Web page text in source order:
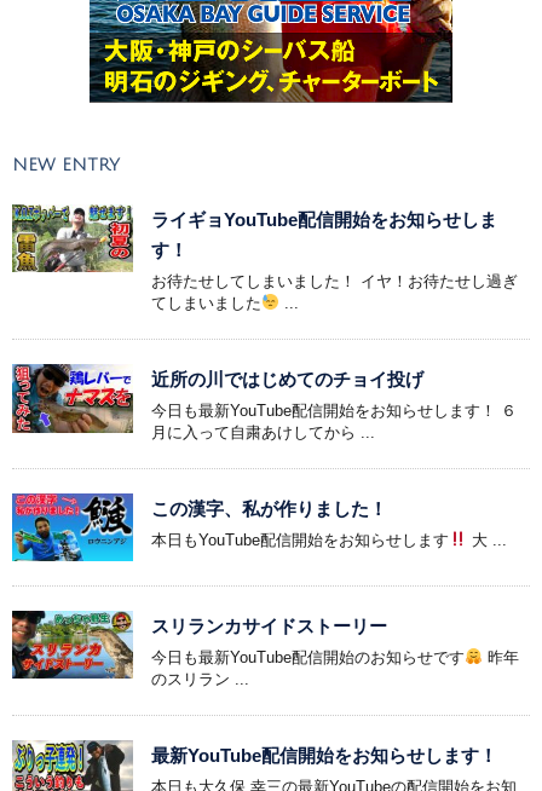
NEW ENTRY
ライギョYouTube配信開始をお知らせしま
す！
お待たせしてしまいました！ イヤ！お待たせし過ぎ
てしまいました
近所の川ではじめてのチョイ投げ
今日も最新YouTube配信開始をお知らせします！ ６
月に入って自粛あけしてから ...
この漢字、私が作りました！
本日もYouTube配信開始をお知らせします 大 ...
スリランカサイドストーリー
今日も最新YouTube配信開始のお知らせです
昨年
のスリラン ...
最新YouTube配信開始をお知らせします！
本日も大久保 幸三の最新YouTubeの配信開始をお知